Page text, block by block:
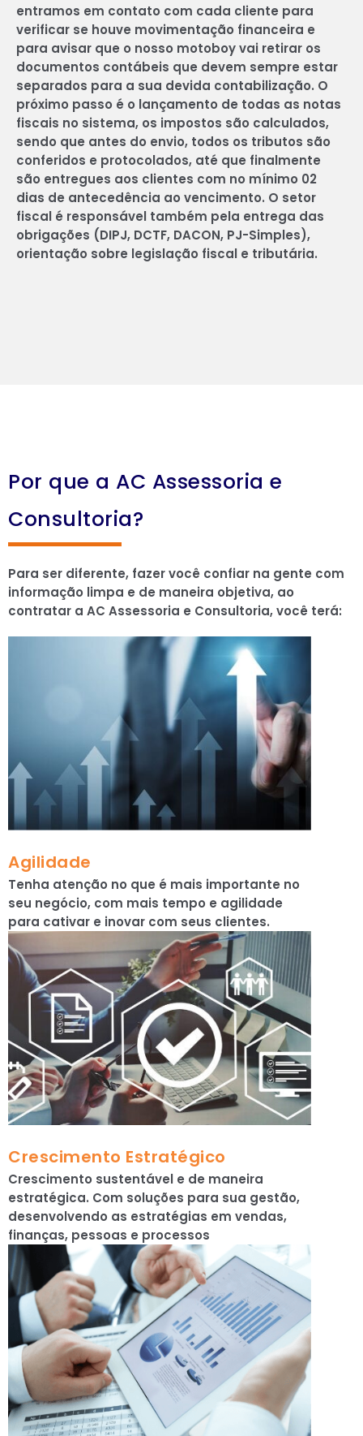
entramos em contato com cada cliente para
verificar se houve movimentação financeira e
para avisar que o nosso motoboy vai retirar os
documentos contábeis que devem sempre estar
separados para a sua devida contabilização. O
próximo passo é o lançamento de todas as notas
fiscais no sistema, os impostos são calculados,
sendo que antes do envio, todos os tributos são
conferidos e protocolados, até que finalmente
são entregues aos clientes com no mínimo 02
dias de antecedência ao vencimento. O setor
fiscal é responsável também pela entrega das
obrigações (DIPJ, DCTF, DACON, PJ-Simples),
orientação sobre legislação fiscal e tributária.
Por que a AC Assessoria e
Consultoria?
Para ser diferente, fazer você confiar na gente com
informação limpa e de maneira objetiva, ao
contratar a AC Assessoria e Consultoria, você terá:
Agilidade
Tenha atenção no que é mais importante no
seu negócio, com mais tempo e agilidade
para cativar e inovar com seus clientes.
Crescimento Estratégico
Crescimento sustentável e de maneira
estratégica. Com soluções para sua gestão,
desenvolvendo as estratégias em vendas,
finanças, pessoas e processos